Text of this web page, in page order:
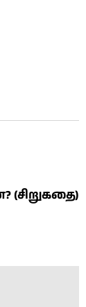
(சிறுகதை)